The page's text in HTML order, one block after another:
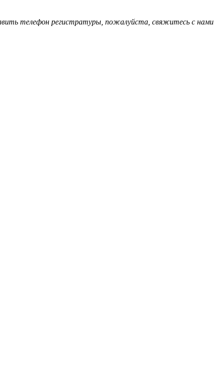
телефон регистратуры, пожалуйста, свяжитесь с нами